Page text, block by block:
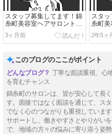
スタッフ募集してます！錦
糸町美容室ヘアサロントラ
ヴィスの求人のお知らせ
3ヶ月前
スタ
糸町
ヴィス
2年5ヶ
このブログのここがポイント
丁寧な面談重視、心
を育むチャンス
錦糸町のサロンは、皆が安心して長
す。面接ではなく面談を通じて、ス
でなく心のつながりも重視していま
サポートし、働きやすさとやりがい
で、地域の方々の悩みに寄り添う姿